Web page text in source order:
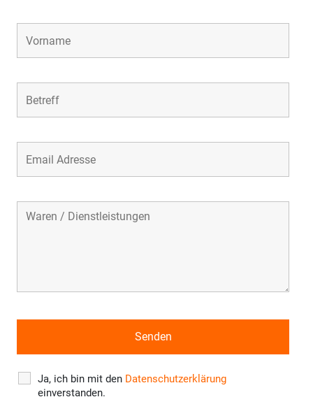
Ja, ich bin mit den Datenschutzerklärung
einverstanden.